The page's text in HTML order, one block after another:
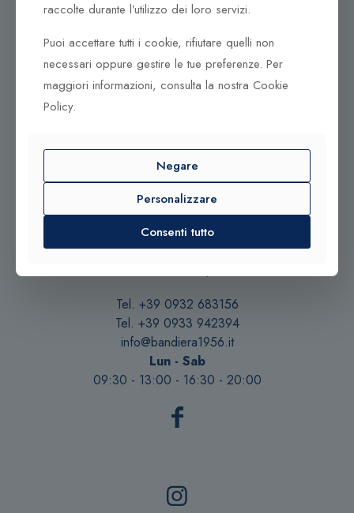
© 2025 Gioielleria Bandiera
P.IVA:01235880885 | Sito realizzato da
Tel. +39 0932 683156
Tel. +39 0933 942394
info@bandiera1956.it
Lun - Sab
09:30 - 13:00 - 16:30 - 20:00
raccolte durante l’utilizzo dei loro servizi.
Puoi accettare tutti i cookie, rifiutare quelli non
necessari oppure gestire le tue preferenze. Per
maggiori informazioni, consulta la nostra Cookie
Policy.
Negare
Personalizzare
Consenti tutto